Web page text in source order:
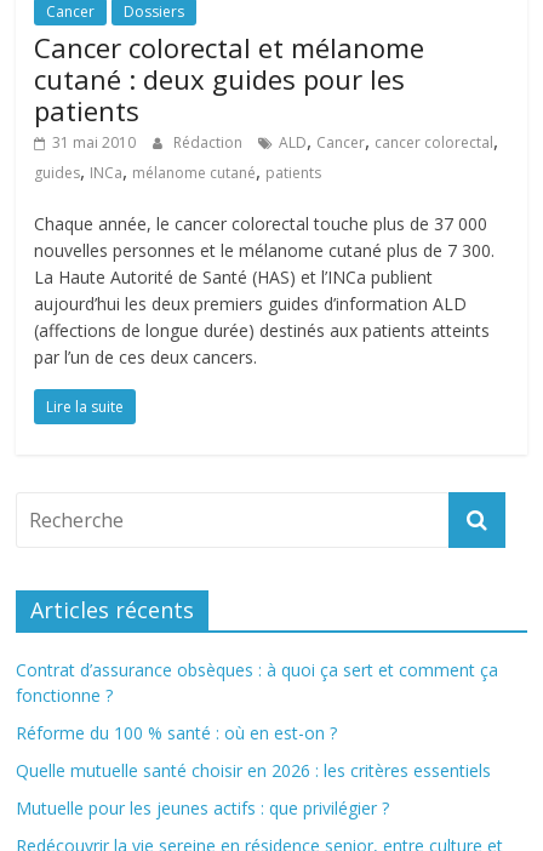
Cancer Dossiers
Cancer colorectal et mélanome
cutané : deux guides pour les
patients
31 mai 2010 Rédaction ALD, Cancer, cancer colorectal,
guides, INCa, mélanome cutané, patients
Chaque année, le cancer colorectal touche plus de 37 000
nouvelles personnes et le mélanome cutané plus de 7 300.
La Haute Autorité de Santé (HAS) et l’INCa publient
aujourd’hui les deux premiers guides d’information ALD
(affections de longue durée) destinés aux patients atteints
par l’un de ces deux cancers.
Lire la suite
Articles récents
Contrat d’assurance obsèques : à quoi ça sert et comment ça
fonctionne ?
Réforme du 100 % santé : où en est-on ?
Quelle mutuelle santé choisir en 2026 : les critères essentiels
Mutuelle pour les jeunes actifs : que privilégier ?
Redécouvrir la vie sereine en résidence senior, entre culture et